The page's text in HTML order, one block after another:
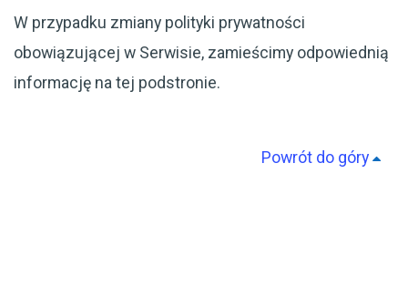
W przypadku zmiany polityki prywatności
obowiązującej w Serwisie, zamieścimy odpowiednią
informację na tej podstronie.
Powrót do góry